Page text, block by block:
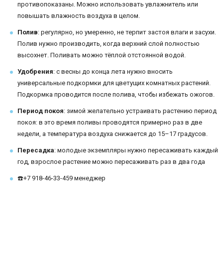
противопоказаны. Можно использовать увлажнитель или
повышать влажность воздуха в целом.
Полив: регулярно, но умеренно, не терпит застоя влаги и засухи.
Полив нужно производить, когда верхний слой полностью
высохнет. Поливать можно тёплой отстоянной водой.
Удобрения: с весны до конца лета нужно вносить
универсальные подкормки для цветущих комнатных растений.
Подкормка проводится после полива, чтобы избежать ожогов.
Период покоя: зимой желательно устраивать растению период
покоя: в это время поливы проводятся примерно раз в две
недели, а температура воздуха снижается до 15–17 градусов.
Пересадка: молодые экземпляры нужно пересаживать каждый
год, взрослое растение можно пересаживать раз в два года
☎️+7 918-46-33-459 менеджер